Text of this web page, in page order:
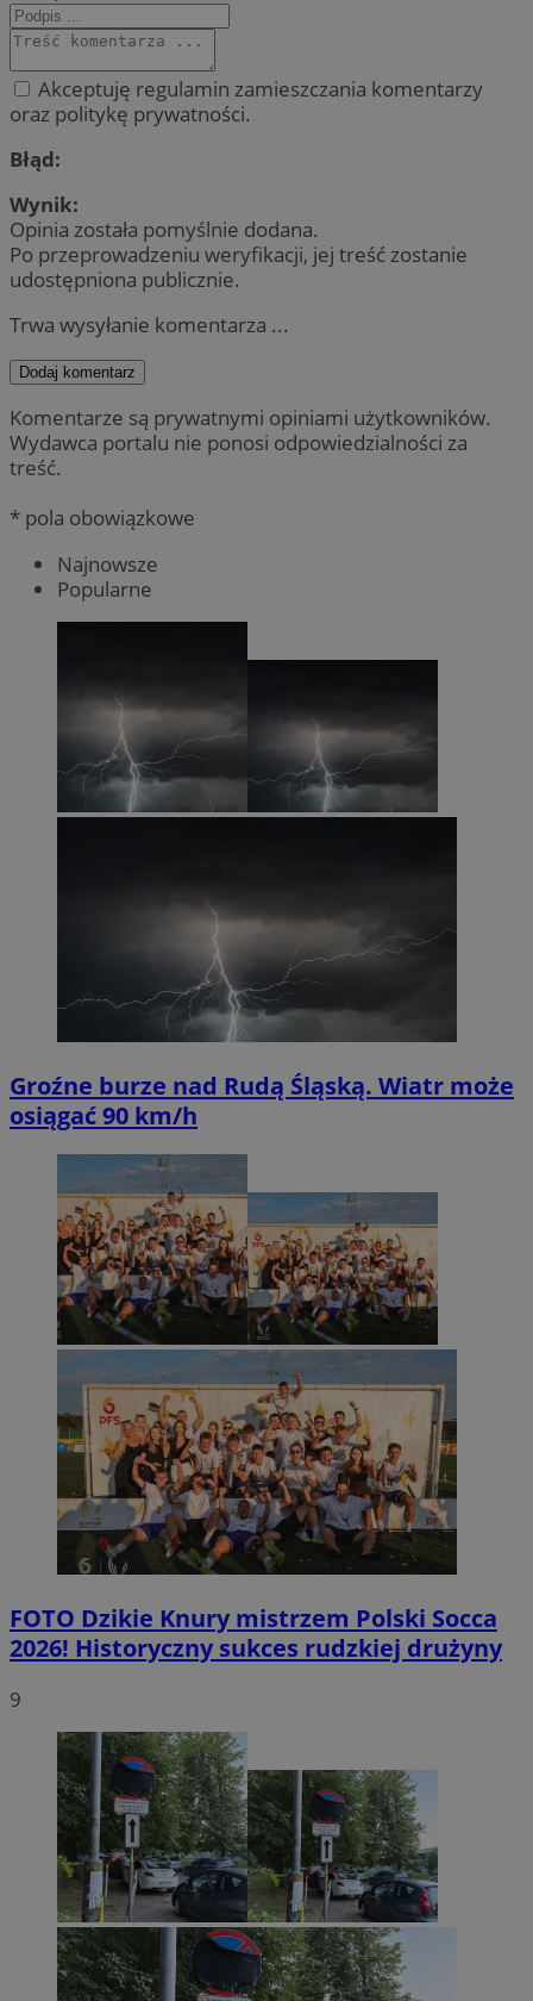
Akceptuję regulamin zamieszczania komentarzy
oraz politykę prywatności.
Błąd:
Wynik:
Opinia została pomyślnie dodana.
Po przeprowadzeniu weryfikacji, jej treść zostanie
udostępniona publicznie.
Trwa wysyłanie komentarza ...
Dodaj komentarz
Komentarze są prywatnymi opiniami użytkowników.
Wydawca portalu nie ponosi odpowiedzialności za
treść.
* pola obowiązkowe
Najnowsze
Popularne
Groźne burze nad Rudą Śląską. Wiatr może
osiągać 90 km/h
FOTO Dzikie Knury mistrzem Polski Socca
2026! Historyczny sukces rudzkiej drużyny
9